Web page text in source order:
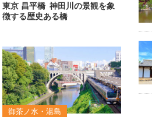
東京 昌平橋 神田川の景観を象
徴する歴史ある橋
御茶ノ水・湯島